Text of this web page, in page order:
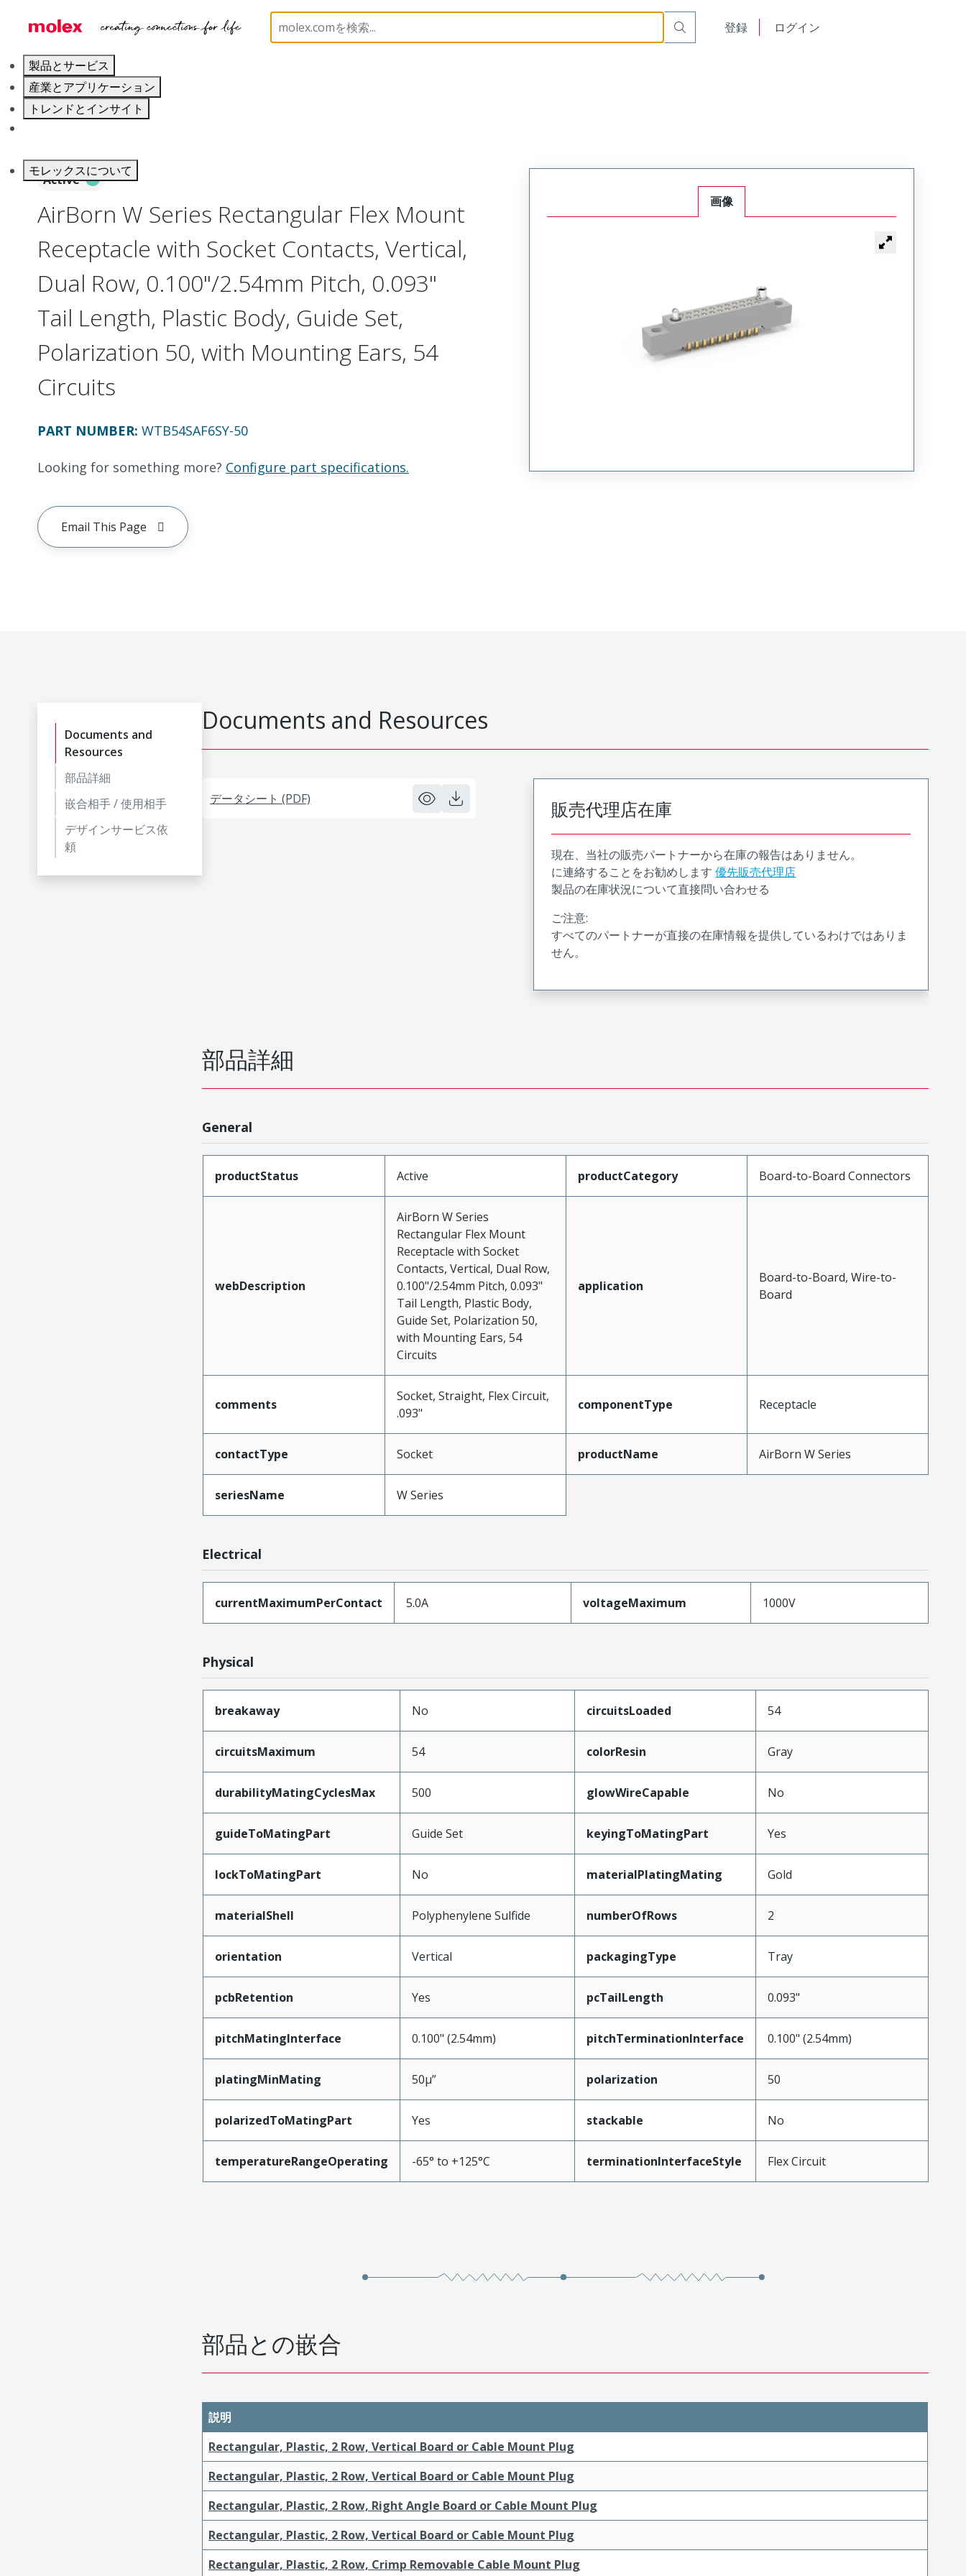
登録 ログイン
製品とサービス
産業とアプリケーション
トレンドとインサイト
モレックスについて
Board-to-Board Connectors Rectangular, Plastic, 2 Row, Vertical/Right Angle Board or Cable Mount Receptacle
Active
AirBorn W Series Rectangular Flex Mount
Receptacle with Socket Contacts, Vertical,
Dual Row, 0.100"/2.54mm Pitch, 0.093"
Tail Length, Plastic Body, Guide Set,
Polarization 50, with Mounting Ears, 54
Circuits
PART NUMBER: WTB54SAF6SY-50
Looking for something more? Configure part specifications.
Email This Page
画像
Documents and
Resources
部品詳細
嵌合相手 / 使用相手
デザインサービス依
頼
Documents and Resources
データシート (PDF) 販売代理店在庫
現在、当社の販売パートナーから在庫の報告はありません。
に連絡することをお勧めします 優先販売代理店
製品の在庫状況について直接問い合わせる
ご注意:
すべてのパートナーが直接の在庫情報を提供しているわけではありま
せん。
部品詳細
General
productStatus Active productCategory Board-to-Board Connectors
webDescription
AirBorn W Series
Rectangular Flex Mount
Receptacle with Socket
Contacts, Vertical, Dual Row,
0.100"/2.54mm Pitch, 0.093"
Tail Length, Plastic Body,
Guide Set, Polarization 50,
with Mounting Ears, 54
Circuits
application
Board-to-Board, Wire-to-
Board
comments
Socket, Straight, Flex Circuit,
.093"
componentType Receptacle
contactType Socket productName AirBorn W Series
seriesName W Series
Electrical
currentMaximumPerContact 5.0A voltageMaximum 1000V
Physical
breakaway No circuitsLoaded 54
circuitsMaximum 54 colorResin Gray
durabilityMatingCyclesMax 500 glowWireCapable No
guideToMatingPart Guide Set keyingToMatingPart Yes
lockToMatingPart No materialPlatingMating Gold
materialShell Polyphenylene Sulfide numberOfRows 2
orientation Vertical packagingType Tray
pcbRetention Yes pcTailLength 0.093"
pitchMatingInterface 0.100" (2.54mm) pitchTerminationInterface 0.100" (2.54mm)
platingMinMating 50µ” polarization 50
polarizedToMatingPart Yes stackable No
temperatureRangeOperating -65° to +125°C terminationInterfaceStyle Flex Circuit
部品との嵌合
説明
Rectangular, Plastic, 2 Row, Vertical Board or Cable Mount Plug
Rectangular, Plastic, 2 Row, Vertical Board or Cable Mount Plug
Rectangular, Plastic, 2 Row, Right Angle Board or Cable Mount Plug
Rectangular, Plastic, 2 Row, Vertical Board or Cable Mount Plug
Rectangular, Plastic, 2 Row, Crimp Removable Cable Mount Plug